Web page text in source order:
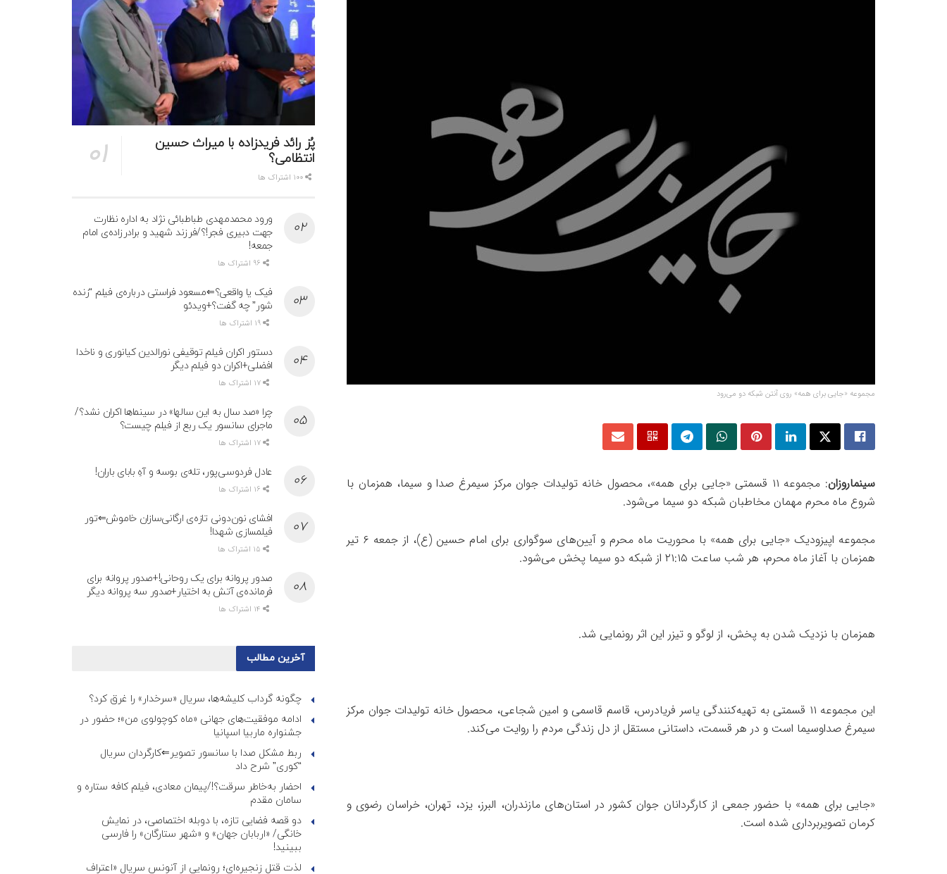
مجموعه «جایی برای همه» روی آنتن شبکه دو می‌رود
سینماروزان
: مجموعه ۱۱ قسمتی «جایی برای همه»، محصول خانه تولیدات جوان مرکز سیمرغ صدا و سیما، همزمان با
شروع ماه محرم مهمان مخاطبان شبکه دو سیما می‌شود.
مجموعه اپیزودیک «جایی برای همه» با محوریت ماه محرم و آیین‌های سوگواری برای امام حسین (ع)، از جمعه ۶ تیر
همزمان با آغاز ماه محرم، هر شب ساعت ۲۱:۱۵ از شبکه دو سیما پخش می‌شود.
همزمان با نزدیک شدن به پخش، از لوگو و تیزر این اثر رونمایی شد.
این مجموعه ۱۱ قسمتی به تهیه‌کنندگی یاسر فریادرس، قاسم قاسمی و امین شجاعی، محصول خانه تولیدات جوان مرکز
سیمرغ صداوسیما است و در هر قسمت، داستانی مستقل از دل زندگی مردم را روایت می‌کند.
«جایی برای همه» با حضور جمعی از کارگردانان جوان کشور در استان‌های مازندران، البرز، یزد، تهران، خراسان رضوی و
کرمان تصویربرداری شده است.
پُز رائد فریدزاده با میراث حسین
انتظامی؟
ورود محمدمهدی طباطبائی نژاد به اداره نظارت
جهت دبیری فجر!؟/فرزند شهید و برادرزاده‌ی امام
جمعه!
فیک یا واقعی؟⇐مسعود فراستی درباره‌ی فیلم “زنده
شور” چه گفت؟+ویدئو
دستور اکران فیلم توقیفی نورالدین کیانوری و ناخدا
افضلی+اکران دو فیلم دیگر
چرا «صد سال به این سالها» در سینماها اکران نشد؟/
ماجرای سانسور یک ربع از فیلم چیست؟
عادل فردوسی‌پور، تله‌ی بوسه و آهِ بابای باران!
افشای نون‌دونی تازه‌ی ارگانی‌سازان خاموش⇐تور
فیلمسازی شهدا!
صدور پروانه برای یک روحانی!+صدور پروانه برای
فرمانده‌ی آتش به اختیار+صدور سه پروانه دیگر
آخرین مطالب
چگونه گرداب کلیشه‌ها، سریال «سرخدار» را غرق کرد؟
ادامه موفقیت‌های جهانی «ماه کوچولوی من»؛ حضور در
جشنواره ماربیا اسپانیا
ربط مشکل صدا با سانسور تصویر⇐کارگردان سریال
“کوری” شرح داد
احضار به‌خاطر سرقت؟!/پیمان معادی، فیلم کافه ستاره و
سامان مقدم
دو قصه فضایی تازه، با دوبله اختصاصی، در نمایش
خانگی/ «اربابان جهان» و «شهر ستارگان» را فارسی
ببینید!
لذت قتل زنجیره‌ای؛ رونمایی از آنونس سریال «اعتراف